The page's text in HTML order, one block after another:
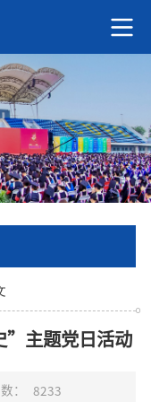
”主题党日活动
： 8233